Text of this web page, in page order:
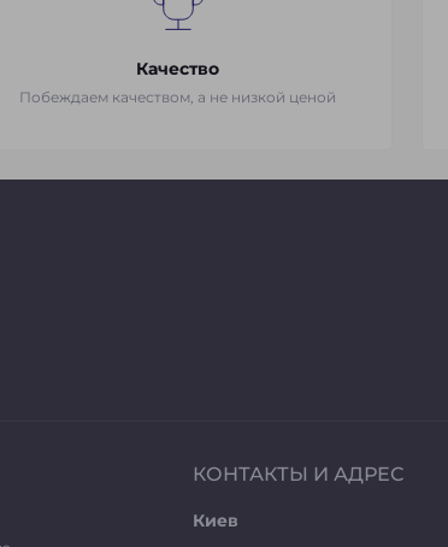
Качество
Побеждаем качеством, а не низкой ценой
КОНТАКТЫ И АДРЕС
Киев